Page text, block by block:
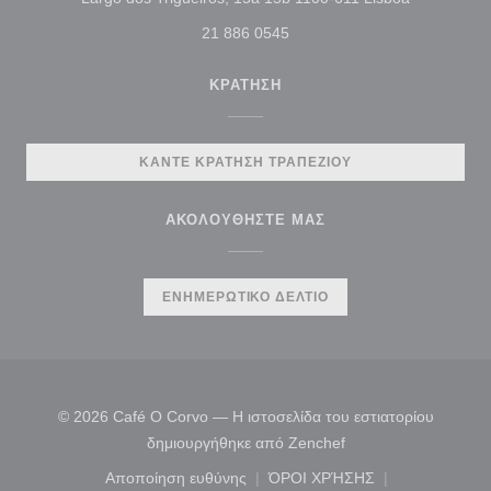
21 886 0545
ΚΡΆΤΗΣΗ
ΚΆΝΤΕ ΚΡΆΤΗΣΗ ΤΡΑΠΕΖΙΟΎ
ΑΚΟΛΟΥΘΉΣΤΕ ΜΑΣ
ΕΝΗΜΕΡΩΤΙΚΌ ΔΕΛΤΊΟ
© 2026 Café O Corvo — Η ιστοσελίδα του εστιατορίου
δημιουργήθηκε από Zenchef((ανοίγει σε νέο
Αποποίηση ευθύνης ΌΡΟΙ ΧΡΉΣΗΣ